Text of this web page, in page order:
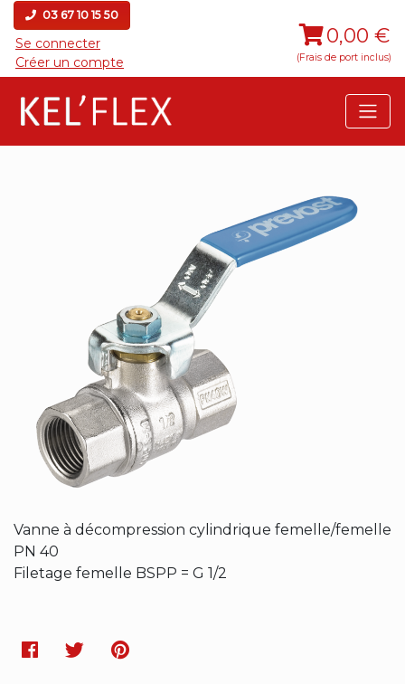
03 67 10 15 50
Se connecter
Créer un compte
0,00 €
(Frais de port inclus)
Vanne à décompression cylindrique femelle/femelle
PN 40
Filetage femelle BSPP = G 1/2
Facebook
TwitterPinterest